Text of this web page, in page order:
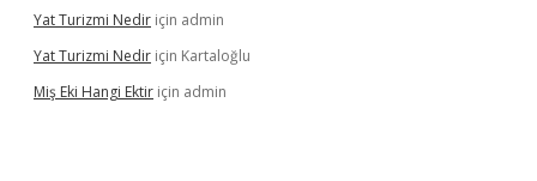
Yat Turizmi Nedir için admin
Yat Turizmi Nedir için Kartaloğlu
Miş Eki Hangi Ektir için admin